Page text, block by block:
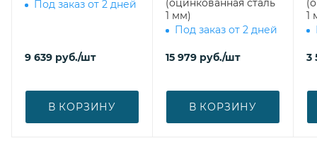
Под заказ от 2 дней
9 639 руб./шт
В КОРЗИНУ
(оцинкованная сталь
1 мм)
Под заказ от 2 дней
15 979 руб./шт
В КОРЗИНУ
1
3